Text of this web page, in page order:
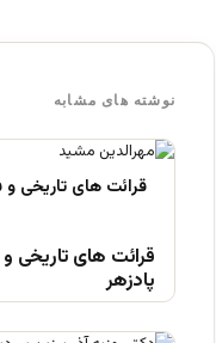
نوشته های مشابه
قرائت های تاریخی
پادزهر